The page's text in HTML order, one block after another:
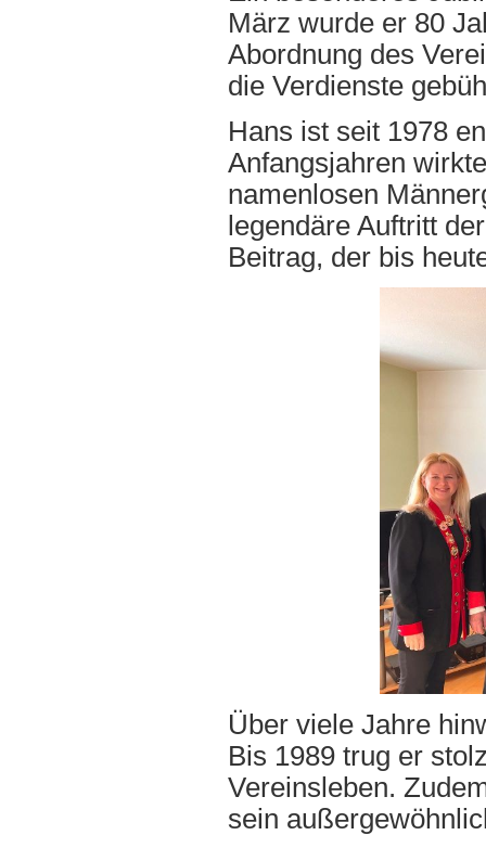
März wurde er 80
Abordnung des
die Verdienste
Hans ist seit 1978
Anfangsjahren
namenlosen
legendäre Auftritt
Beitrag, der bis
Über viele Jahre
Bis 1989 trug er
Vereinsleben.
sein